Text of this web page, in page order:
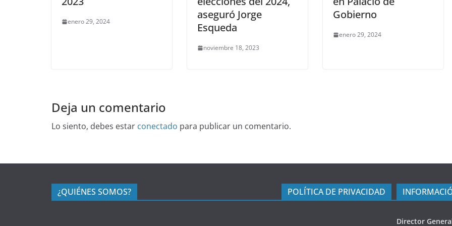
enero 29, 2024
aseguró Jorge
Esqueda
noviembre 18, 2023
Gobierno
enero 29, 2024
Deja un comentario
Lo siento, debes estar conectado para publicar un comentario.
¿QUIÉNES SOMOS? POLÍTICA DE PRIVACIDAD
Director